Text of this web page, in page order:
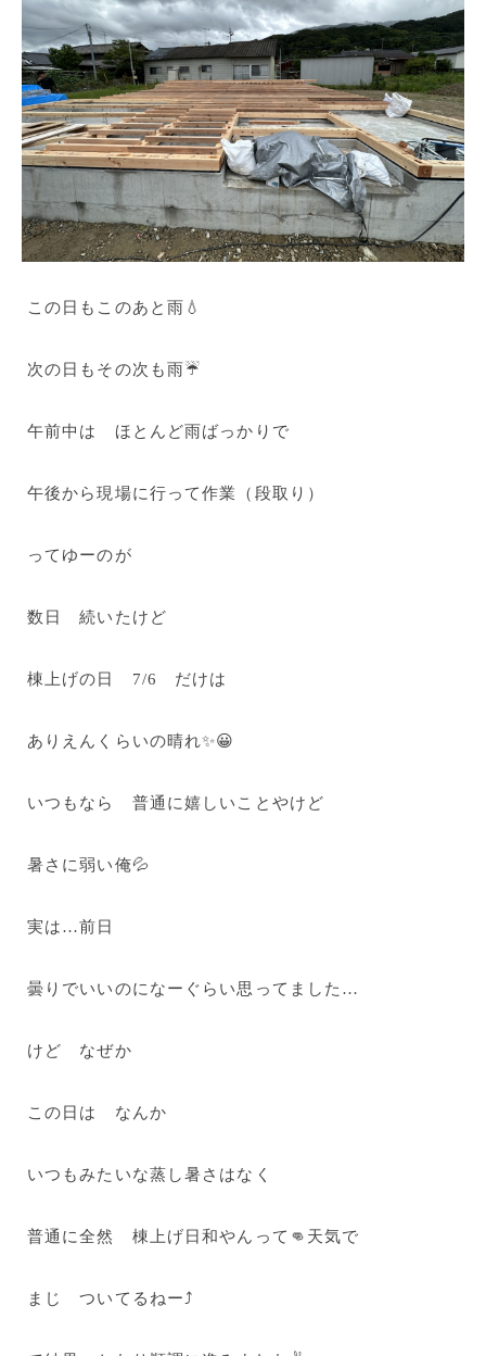
この日もこのあと雨💧
次の日もその次も雨☔
午前中は ほとんど雨ばっかりで
午後から現場に行って作業（段取り）
ってゆーのが
数日 続いたけど
棟上げの日 7/6 だけは
ありえんくらいの晴れ✨😀
いつもなら 普通に嬉しいことやけど
暑さに弱い俺💦
実は…前日
曇りでいいのになーぐらい思ってました…
けど なぜか
この日は なんか
いつもみたいな蒸し暑さはなく
普通に全然 棟上げ日和やんって👊天気で
まじ ついてるねー⤴